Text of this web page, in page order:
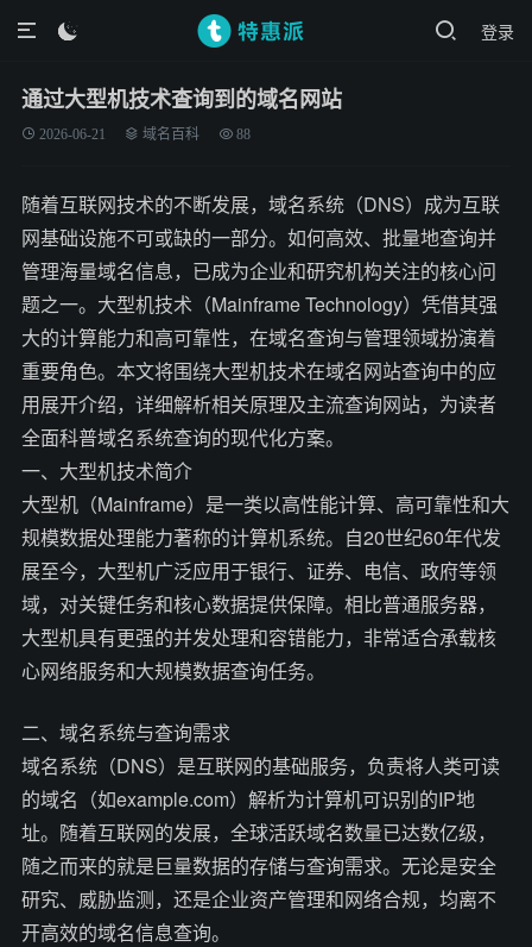
登录

通过大型机技术查询到的域名网站
2026-06-21 域名百科 88
随着互联网技术的不断发展，域名系统（DNS）成为互联
网基础设施不可或缺的一部分。如何高效、批量地查询并
管理海量域名信息，已成为企业和研究机构关注的核心问
题之一。大型机技术（Mainframe Technology）凭借其强
大的计算能力和高可靠性，在域名查询与管理领域扮演着
重要角色。本文将围绕大型机技术在域名网站查询中的应
用展开介绍，详细解析相关原理及主流查询网站，为读者
全面科普域名系统查询的现代化方案。
一、大型机技术简介
大型机（Mainframe）是一类以高性能计算、高可靠性和大
规模数据处理能力著称的计算机系统。自20世纪60年代发
展至今，大型机广泛应用于银行、证券、电信、政府等领
域，对关键任务和核心数据提供保障。相比普通服务器，
大型机具有更强的并发处理和容错能力，非常适合承载核
心网络服务和大规模数据查询任务。
二、域名系统与查询需求
域名系统（DNS）是互联网的基础服务，负责将人类可读
的域名（如example.com）解析为计算机可识别的IP地
址。随着互联网的发展，全球活跃域名数量已达数亿级，
随之而来的就是巨量数据的存储与查询需求。无论是安全
研究、威胁监测，还是企业资产管理和网络合规，均离不
开高效的域名信息查询。